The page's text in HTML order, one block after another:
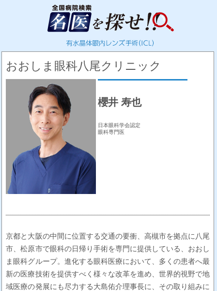
おおしま眼科八尾クリニック
櫻井 寿也
日本眼科学会認定
眼科専門医
京都と大阪の中間に位置する交通の要衝、高槻市を拠点に八尾
市、松原市で眼科の日帰り手術を専門に提供している、おおし
ま眼科グループ。進化する眼科医療において、多くの患者へ最
新の医療技術を提供すべく様々な改革を進め、世界的視野で地
域医療の発展にも尽力する大島佑介理事長に、その取り組みに